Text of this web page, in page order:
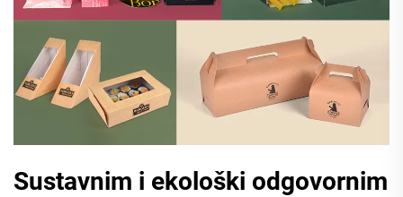
Sustavnim i ekološki odgovornim